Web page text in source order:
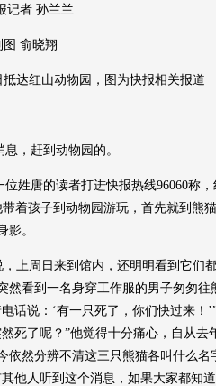
者 孙兰兰
俞晓翔
达红山动物园，图为快报相关报道
，赶到动物园的。
唐的读者打进快报热线96060称，
着孩子到动物园游玩，首先就到熊
影。
周日来到馆内，还明明看到它们
然看到一名身穿工作服的男子匆匆
话说：‘有一只死了，你们快过来！
死了呢？”他觉得十分痛心，自从去
依然分辨不清这三只熊猫各叫什么
他人听到这个消息，如果大家都知